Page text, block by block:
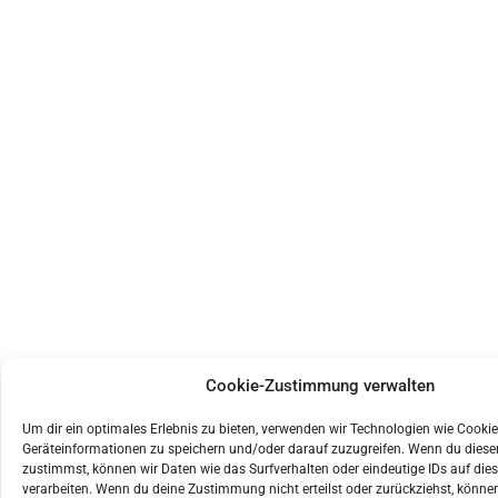
Cookie-Zustimmung verwalten
Um dir ein optimales Erlebnis zu bieten, verwenden wir Technologien wie
Geräteinformationen zu speichern und/oder darauf zuzugreifen. Wenn du
zustimmst, können wir Daten wie das Surfverhalten oder eindeutige IDs auf
verarbeiten. Wenn du deine Zustimmung nicht erteilst oder zurückziehst,